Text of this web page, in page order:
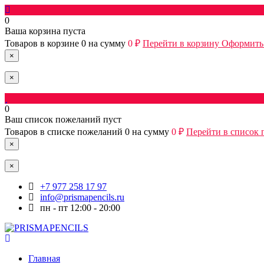
0
Ваша корзина пуста
Товаров в корзине 0 на сумму 0 ₽ Перейти в корзину Оформить
×
×
0
Ваш список пожеланий пуст
Товаров в списке пожеланий 0 на сумму 0 ₽ Перейти в список
×
×
+7 977 258 17 97
info@prismapencils.ru
пн - пт 12:00 - 20:00
Главная